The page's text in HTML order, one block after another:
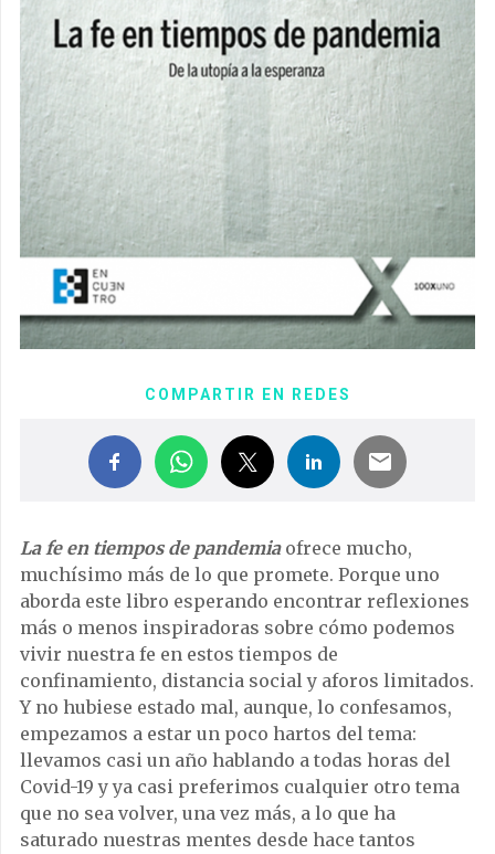
COMPARTIR EN REDES
La fe en tiempos de pandemiaofrece mucho,
muchísimo más de lo que promete. Porque uno
aborda este libro esperando encontrar reflexiones
más o menos inspiradoras sobre cómo podemos
vivir nuestra fe en estos tiempos de
confinamiento, distancia social y aforos limitados.
Y no hubiese estado mal, aunque, lo confesamos,
empezamos a estar un poco hartos del tema:
llevamos casi un año hablando a todas horas del
Covid-19 y ya casi preferimos cualquier otro tema
que no sea volver, una vez más, a lo que ha
saturado nuestras mentes desde hace tantos